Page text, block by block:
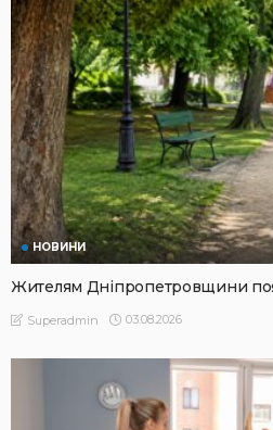
НОВИНИ
Жителям Дніпропетровщини
Superadmin 03.08.2026